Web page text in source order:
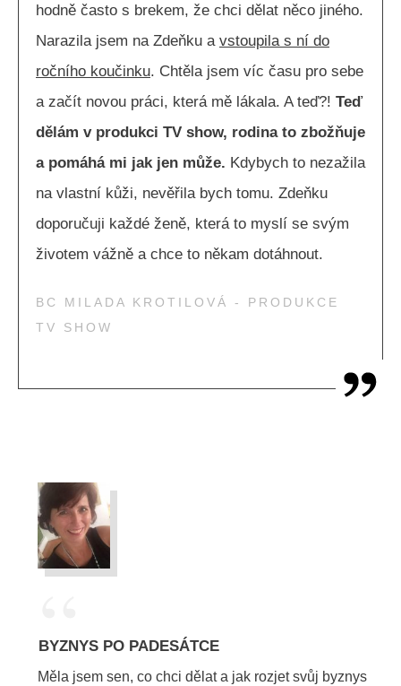
hodně často s brekem, že chci dělat něco jiného.
Narazila jsem na Zdeňku a vstoupila s ní do
ročního koučinku. Chtěla jsem víc času pro sebe
a začít novou práci, která mě lákala. A teď?! Teď
dělám v produkci TV show, rodina to zbožňuje
a pomáhá mi jak jen může. Kdybych to nezažila
na vlastní kůži, nevěřila bych tomu. Zdeňku
doporučuji každé ženě, která to myslí se svým
životem vážně a chce to někam dotáhnout.
BC MILADA KROTILOVÁ - PRODUKCE
TV SHOW
“
BYZNYS PO PADESÁTCE
Měla jsem sen, co chci dělat a jak rozjet svůj byznys